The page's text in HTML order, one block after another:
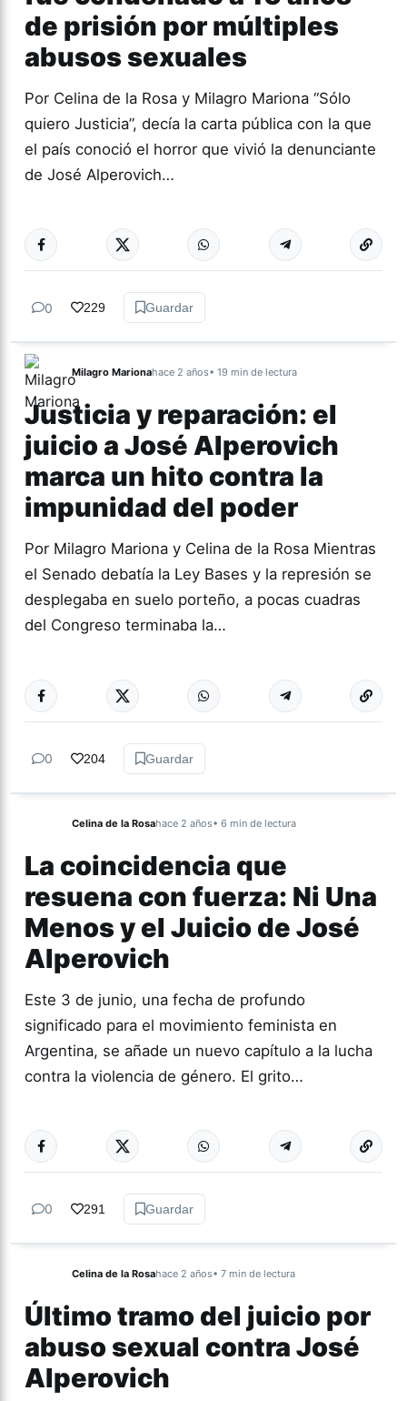
de prisión por múltiples
abusos sexuales
Por Celina de la Rosa y Milagro Mariona “Sólo
quiero Justicia”, decía la carta pública con la que
el país conoció el horror que vivió la denunciante
de José Alperovich…
GÉNERO Y
DIVERSIDAD
Más
0 229 Guardar
Milagro Marionahace 2 años• 19 min de lectura
Justicia y reparación: el
juicio a José Alperovich
marca un hito contra la
impunidad del poder
Por Milagro Mariona y Celina de la Rosa Mientras
el Senado debatía la Ley Bases y la represión se
desplegaba en suelo porteño, a pocas cuadras
del Congreso terminaba la…
GÉNERO Y
DIVERSIDAD
Más
0 204 Guardar
Celina de la Rosahace 2 años• 6 min de lectura
La coincidencia que
resuena con fuerza: Ni Una
Menos y el Juicio de José
Alperovich
Este 3 de junio, una fecha de profundo
significado para el movimiento feminista en
Argentina, se añade un nuevo capítulo a la lucha
contra la violencia de género. El grito…
GÉNERO Y
DIVERSIDAD
Más
0 291 Guardar
Celina de la Rosahace 2 años• 7 min de lectura
Último tramo del juicio por
abuso sexual contra José
Alperovich